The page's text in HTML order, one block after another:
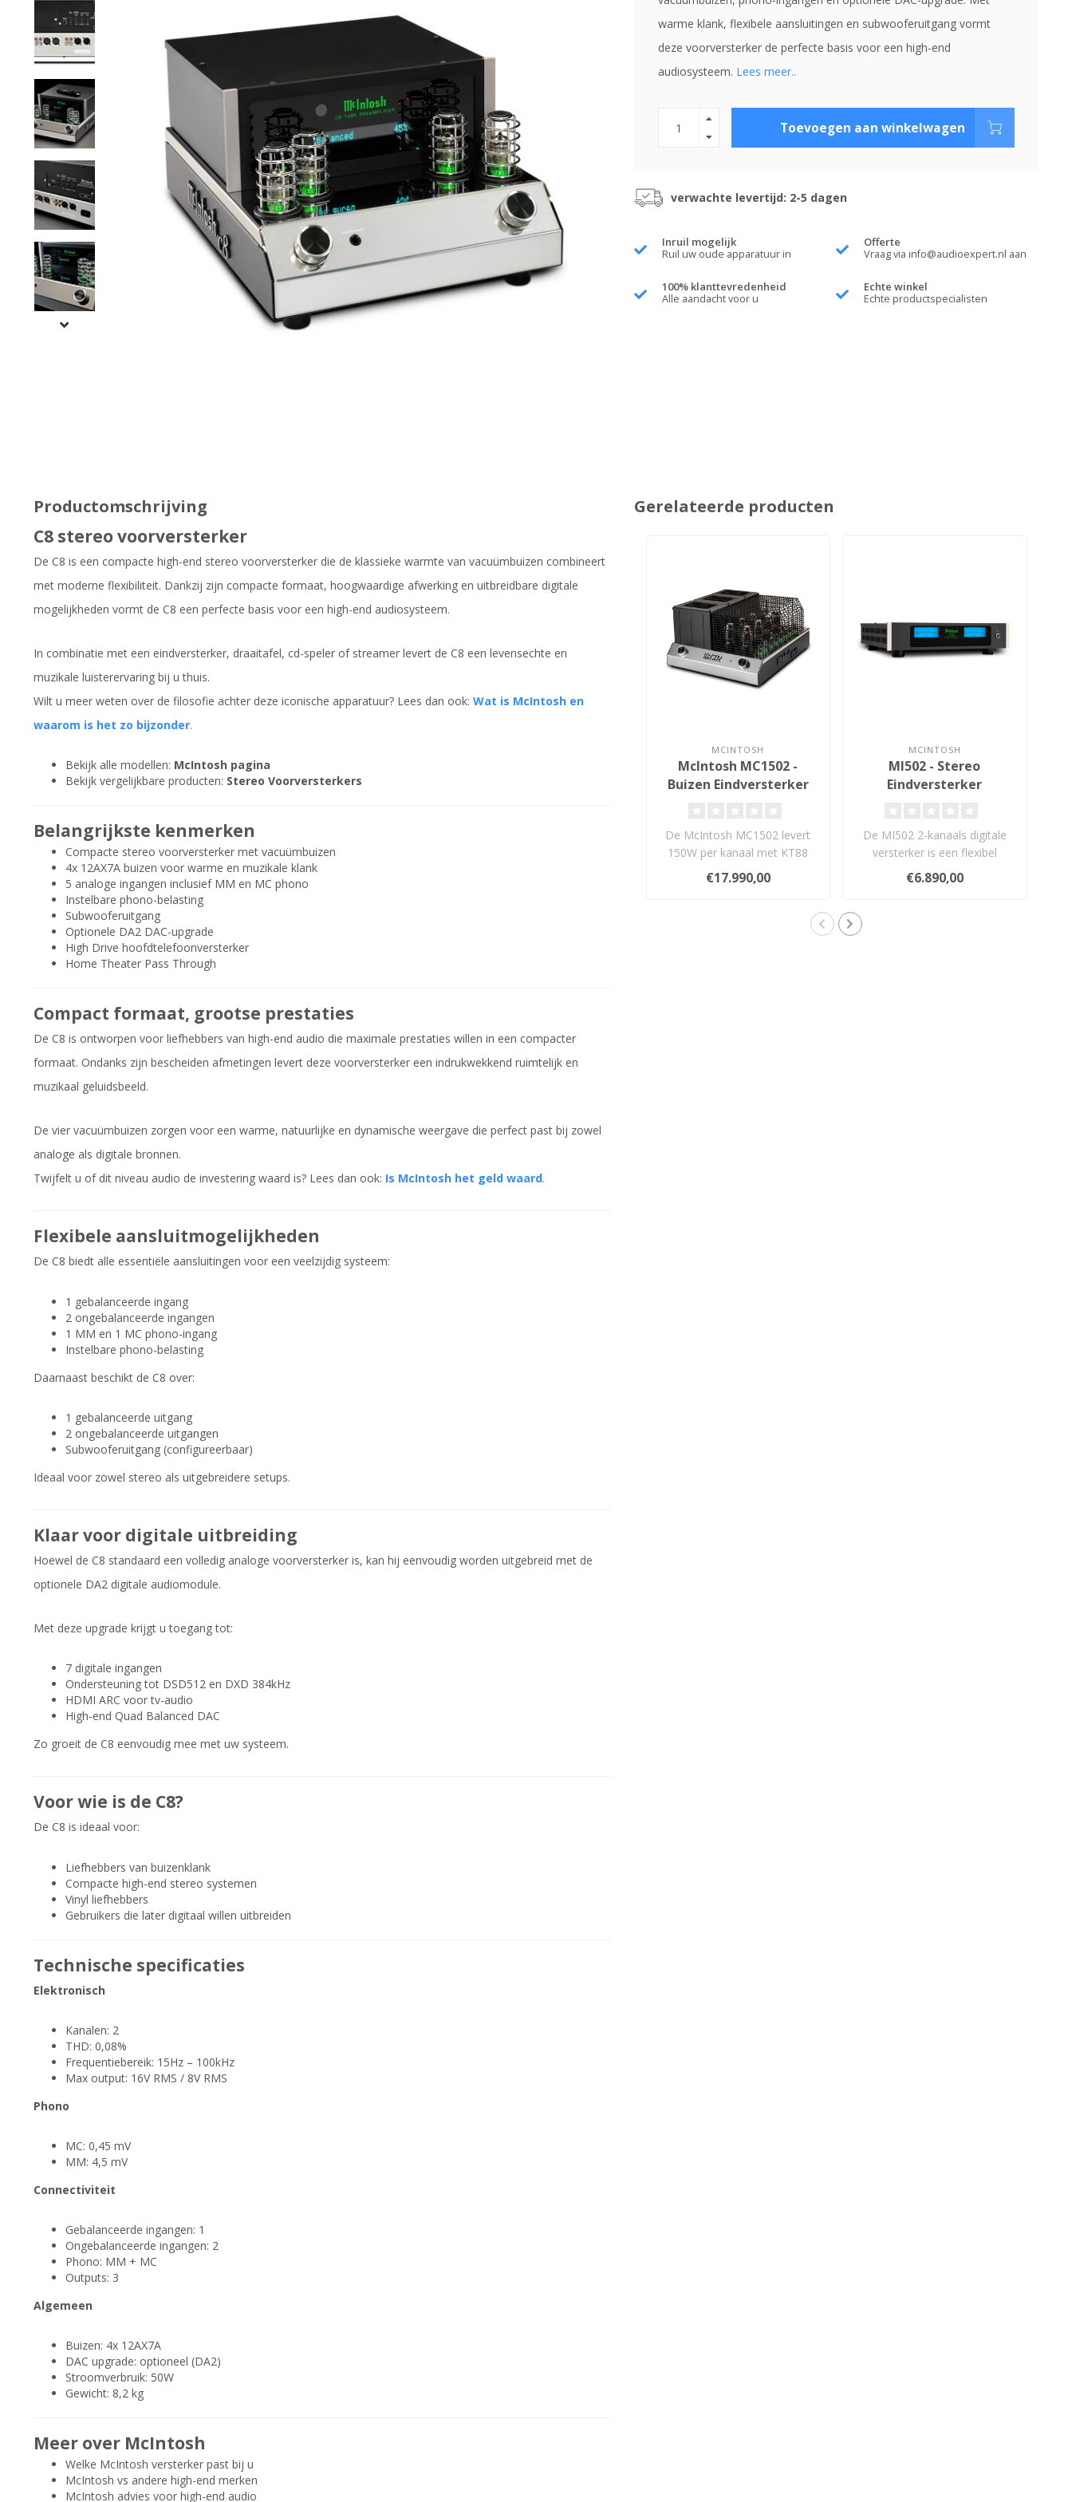
warme klank, flexibele aansluitingen en subwooferuitgang vormt
deze voorversterker de perfecte basis voor een high-end
audiosysteem. Lees meer..
Toevoegen aan winkelwagen
verwachte levertijd: 2-5 dagen
Inruil mogelijk
Ruil uw oude apparatuur in
Offerte
Vraag via info@audioexpert.nl aan
100% klanttevredenheid
Alle aandacht voor u
Echte winkel
Echte productspecialisten
Productomschrijving
C8 stereo voorversterker
De C8 is een compacte high-end stereo voorversterker die de klassieke warmte van vacuümbuizen combineert
met moderne flexibiliteit. Dankzij zijn compacte formaat, hoogwaardige afwerking en uitbreidbare digitale
mogelijkheden vormt de C8 een perfecte basis voor een high-end audiosysteem.
In combinatie met een eindversterker, draaitafel, cd-speler of streamer levert de C8 een levensechte en
muzikale luisterervaring bij u thuis.
Wilt u meer weten over de filosofie achter deze iconische apparatuur? Lees dan ook: Wat is McIntosh en
waarom is het zo bijzonder.
Bekijk alle modellen: McIntosh pagina
Bekijk vergelijkbare producten: Stereo Voorversterkers
Belangrijkste kenmerken
Compacte stereo voorversterker met vacuümbuizen
4x 12AX7A buizen voor warme en muzikale klank
5 analoge ingangen inclusief MM en MC phono
Instelbare phono-belasting
Subwooferuitgang
Optionele DA2 DAC-upgrade
High Drive hoofdtelefoonversterker
Home Theater Pass Through
Compact formaat, grootse prestaties
De C8 is ontworpen voor liefhebbers van high-end audio die maximale prestaties willen in een compacter
formaat. Ondanks zijn bescheiden afmetingen levert deze voorversterker een indrukwekkend ruimtelijk en
muzikaal geluidsbeeld.
De vier vacuümbuizen zorgen voor een warme, natuurlijke en dynamische weergave die perfect past bij zowel
analoge als digitale bronnen.
Twijfelt u of dit niveau audio de investering waard is? Lees dan ook: Is McIntosh het geld waard.
Flexibele aansluitmogelijkheden
De C8 biedt alle essentiële aansluitingen voor een veelzijdig systeem:
1 gebalanceerde ingang
2 ongebalanceerde ingangen
1 MM en 1 MC phono-ingang
Instelbare phono-belasting
Daarnaast beschikt de C8 over:
1 gebalanceerde uitgang
2 ongebalanceerde uitgangen
Subwooferuitgang (configureerbaar)
Ideaal voor zowel stereo als uitgebreidere setups.
Klaar voor digitale uitbreiding
Hoewel de C8 standaard een volledig analoge voorversterker is, kan hij eenvoudig worden uitgebreid met de
optionele DA2 digitale audiomodule.
Met deze upgrade krijgt u toegang tot:
7 digitale ingangen
Ondersteuning tot DSD512 en DXD 384kHz
HDMI ARC voor tv-audio
High-end Quad Balanced DAC
Zo groeit de C8 eenvoudig mee met uw systeem.
Voor wie is de C8?
De C8 is ideaal voor:
Liefhebbers van buizenklank
Compacte high-end stereo systemen
Vinyl liefhebbers
Gebruikers die later digitaal willen uitbreiden
Technische specificaties
Elektronisch
Kanalen: 2
THD: 0,08%
Frequentiebereik: 15Hz – 100kHz
Max output: 16V RMS / 8V RMS
Phono
MC: 0,45 mV
MM: 4,5 mV
Connectiviteit
Gebalanceerde ingangen: 1
Ongebalanceerde ingangen: 2
Phono: MM + MC
Outputs: 3
Algemeen
Buizen: 4x 12AX7A
DAC upgrade: optioneel (DA2)
Stroomverbruik: 50W
Gewicht: 8,2 kg
Meer over McIntosh
Welke McIntosh versterker past bij u
McIntosh vs andere high-end merken
McIntosh advies voor high-end audio
Gerelateerde producten
MCINTOSH
McIntosh MC1502 -
Buizen Eindversterker
De McIntosh MC1502 levert
150W per kanaal met KT88
buizen en Unity Coupled Circu..
€17.990,00
MCINTOSH
MI502 - Stereo
Eindversterker
De MI502 2-kanaals digitale
versterker is een flexibel
onderdeel en een welkome ..
€6.890,00